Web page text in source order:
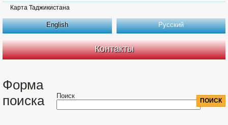
Карта Таджикистана
English Русский
Контакты
Форма
поиска
Поиск